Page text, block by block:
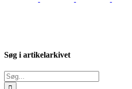
Søg i artikelarkivet
Søg
efter: